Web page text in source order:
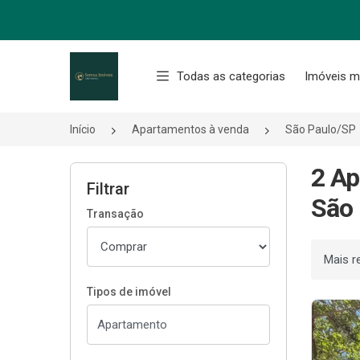
Todas as categorias Imóveis
Início Apartamentos à venda São Paulo/SP
Filtrar
Transação
Tipos de imóvel
2
São